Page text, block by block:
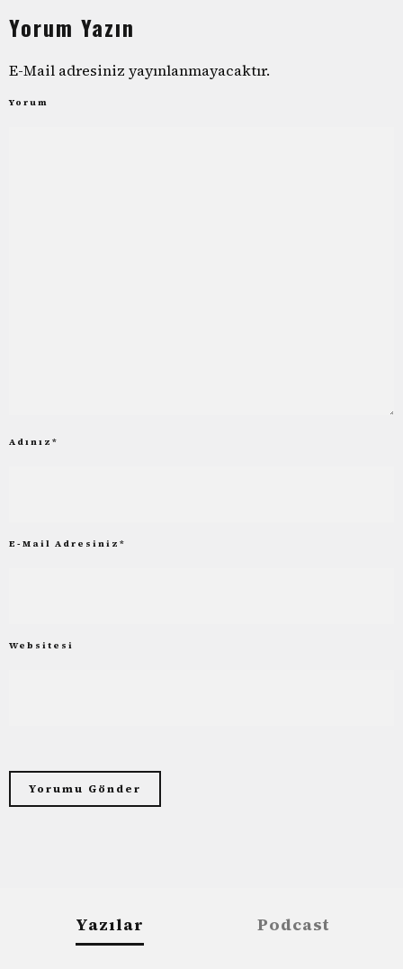
Yorum Yazın
E-Mail adresiniz yayınlanmayacaktır.
Yorum
Adınız *
E-Mail Adresiniz *
Websitesi
Yazılar Podcast